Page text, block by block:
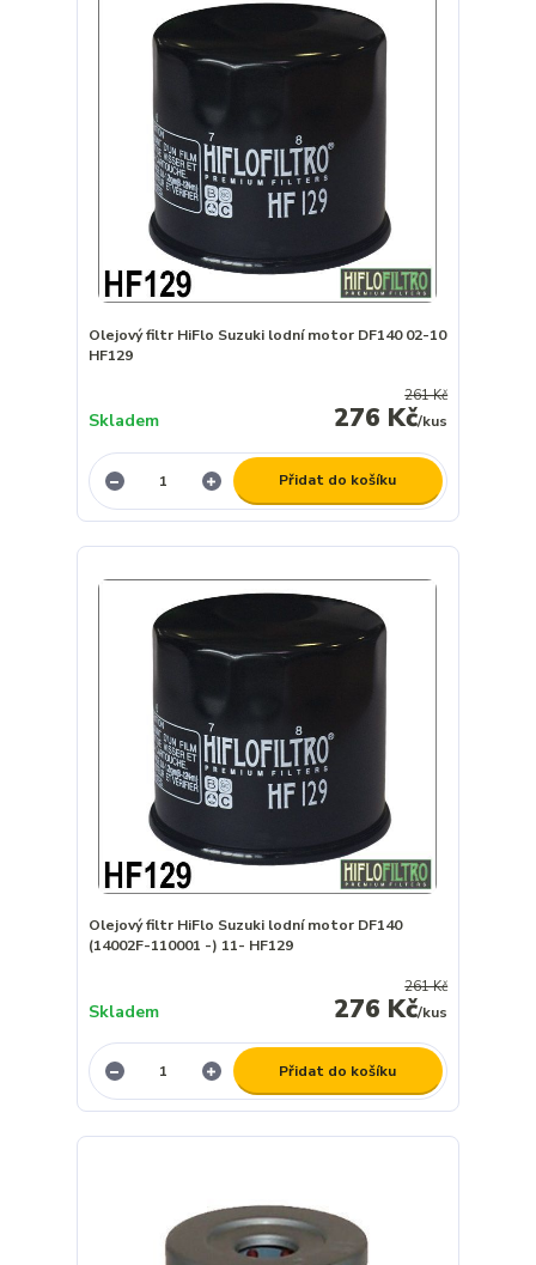
Olejový filtr HiFlo Suzuki lodní motor DF140 02-10
HF129
261 Kč
276 Kč/kus
Skladem
Přidat do košíku
Olejový filtr HiFlo Suzuki lodní motor DF140
(14002F-110001 -) 11- HF129
261 Kč
276 Kč/kus
Skladem
Přidat do košíku